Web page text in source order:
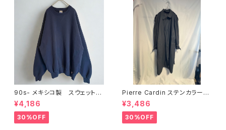
90s- メキシコ製 スウェット
Russel Athletic ネイビー
¥4,186
30%OFF
Pierre Cardin ステンカラー
コート グレー
¥3,486
30%OFF